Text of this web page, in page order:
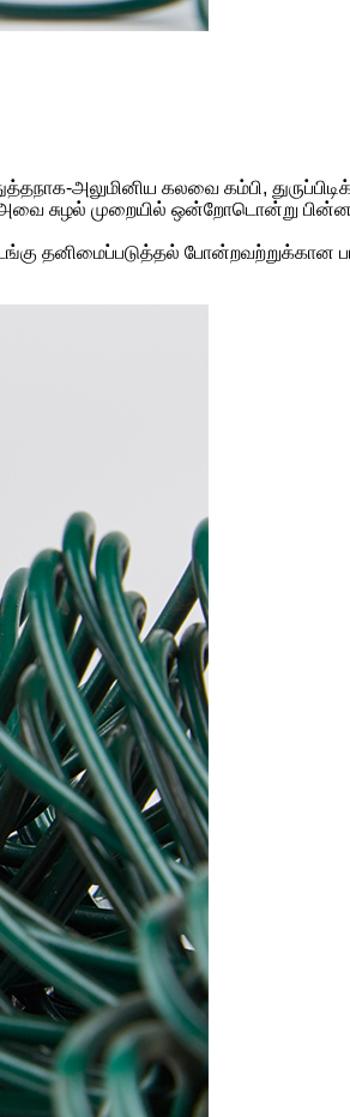
அலுமினிய கலவை கம்பி,
சுழல் முறையில் ஒன்றோடொன்று
கிடங்கு தனிமைப்படுத்தல் போன்றவற்றுக்கான